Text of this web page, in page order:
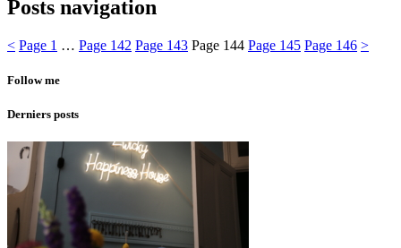
Posts navigation
< Page 1 … Page 142 Page 143 Page 144 Page 145 Page 146 >
Follow me
Derniers posts